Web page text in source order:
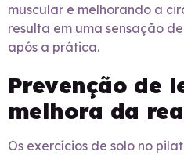
muscular e melhorando a
resulta em uma sensação
após a prática.
Prevenção de
melhora da
Os exercícios de solo no